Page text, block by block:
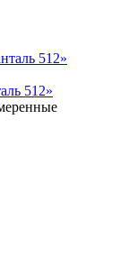
512»